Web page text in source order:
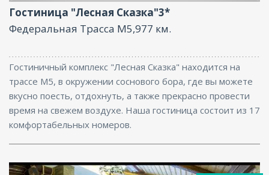
Гостиница "Лесная Сказка"3*
Федеральная Трасса М5,977 км.
Гостиничный комплекс "Лесная Сказка" находится на
трассе М5, в окружении соснового бора, где вы можете
вкусно поесть, отдохнуть, а также прекрасно провести
время на свежем воздухе. Наша гостиница состоит из 17
комфортабельных номеров.